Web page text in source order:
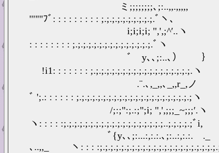
ミ;;;;;;;;､
'''""ﾌﾞ: : : : : : : : : ;.;.;.;.;.;.;.;.;.;.ﾞヽ、
i;i;i;i; '',',;^′..
: : : : : : : : ;.;.;.;.;.;.;.;.;.;.;.;.;.;.;.ﾞヽ
ﾞゞy､､;:..､
!i1: : : : : : : ;.;.;.;.;.;.;.;.;.;.;.;.;.;.;.;.;.;.;.ヽ
.¨.､,_,,､_,,r_,
ﾞ ';.: : : : : : ;.;.;.;.;.;.;.;.;.;.;.;.;.;.;.;.;.;.;.;.;.;ヽ
/;:;":;.:;";i;
ヽ: : : : :;.;.;.;.;.;.;.;.;.;.;.;.;.;.;.;.;.;.;..;.;.;.;.;ﾞi,
ﾞ{y､､;:...:,:.:.､;:..:,:.:. ._
､..,,_ ヽ: : :